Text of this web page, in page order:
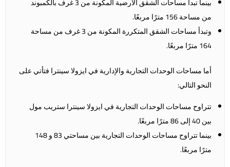
من مساحة 156 مترًا مربعًا.
وتبدأ مساحات الشقق المتكررة المكونة من 3 غرف من مساحة
164 مترًا مربعًا.
أما مساحات الوحدات التجارية والإدارية في ايزولا سينترا فتأتي على
النحو التالي:
تتراوح مساحات الوحدات التجارية في ايزولا سينترا ستريب مول
بين 40 إلى 86 مترًا مربعًا.
بينما تتراوح مساحات الوحدات التجارية بين مساحتي 83 و 148
مترًا مربعًا.